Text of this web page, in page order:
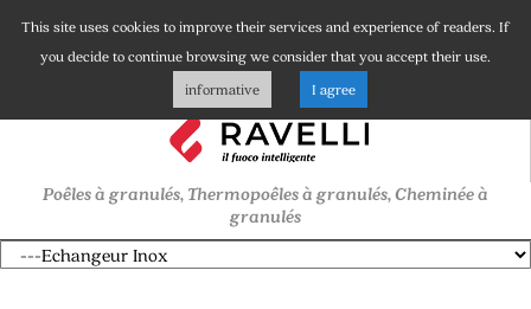
Poêles à granulés, Thermopoêles à granulés, Cheminée à
granulés
This site uses cookies to improve their services and experience of readers. If
you decide to continue browsing we consider that you accept their use.
informative
I agree